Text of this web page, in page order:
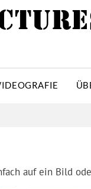
auf ein Bild